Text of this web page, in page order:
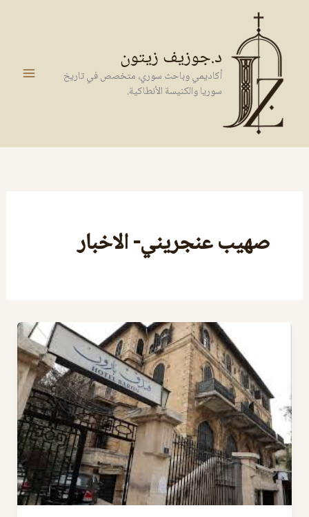
المحتوى
د.جوزيف زيتون
أكاديمي وباحث سوري، متخصص في تاريخ
سوريا والكنيسة الأنطاكية.
صهيب عنجريني- الاخبار